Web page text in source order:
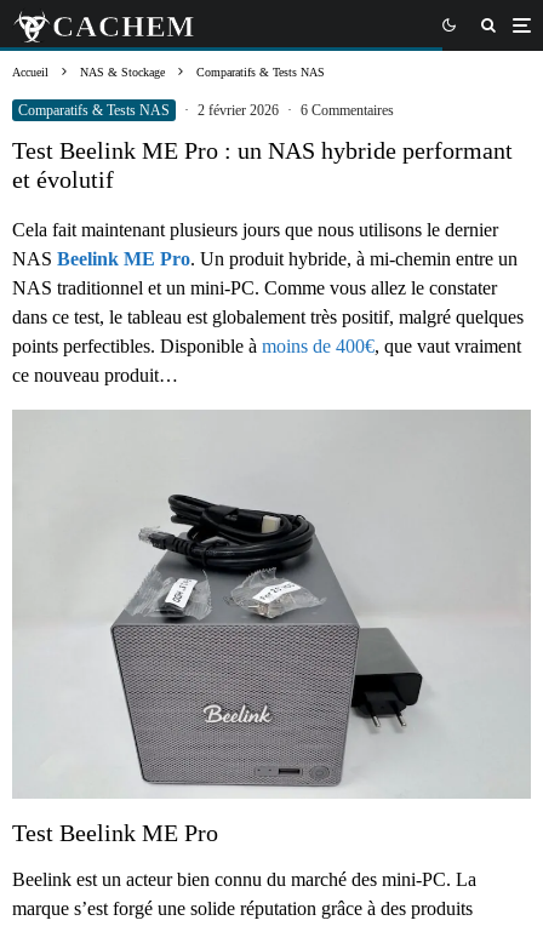
Accueil NAS & Stockage Comparatifs & Tests NAS
Comparatifs & Tests NAS · 2 février 2026 · 6 Commentaires
Test Beelink ME Pro : un NAS hybride performant
et évolutif
Cela fait maintenant plusieurs jours que nous utilisons le dernier
NAS Beelink ME Pro. Un produit hybride, à mi-chemin entre un
NAS traditionnel et un mini-PC. Comme vous allez le constater
dans ce test, le tableau est globalement très positif, malgré quelques
points perfectibles. Disponible à moins de 400€, que vaut vraiment
ce nouveau produit…
Test Beelink ME Pro
Beelink est un acteur bien connu du marché des mini-PC. La
marque s’est forgé une solide réputation grâce à des produits